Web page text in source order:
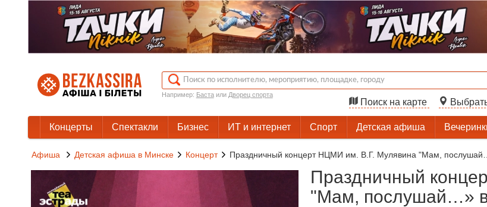
Например: Бастаили Дворец спорта
Поиск на карте
Концерты Спектакли Бизнес ИТ и интернет Спорт Детская афиша
Афиша Детская афиша в Минске Концерт Праздничный концерт НЦМИ им. В.Г. Мулявина "Мам,
Праздничный
"Мам, послушай…»